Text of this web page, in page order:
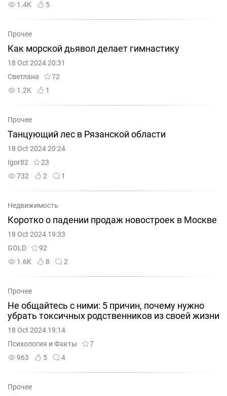
1.4K
5
Прочее
Как морской дьявол делает гимнастику
18 Oct 2024 20:31
Светлана
72
1.2K
1
Прочее
Танцующий лес в Рязанской области
18 Oct 2024 20:24
Igor82
23
732
2 1
Недвижимость
Коротко о падении продаж новостроек в Москве
18 Oct 2024 19:33
GOLD
92
1.6K
8 2
Прочее
Не общайтесь с ними: 5 причин, почему нужно
убрать токсичных родственников из своей жизни
18 Oct 2024 19:14
Психология и Факты
7
963
5 4
Прочее